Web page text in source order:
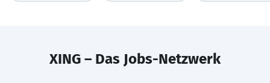
XING – Das Jobs-Netzwerk